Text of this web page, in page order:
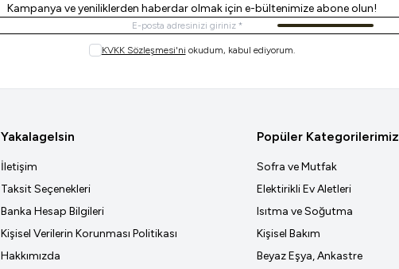
Kampanya ve yeniliklerden haberdar olmak için e-bültenimize abone olun!
Kayıt Ol
KVKK Sözleşmesi'ni okudum, kabul ediyorum.
Yakalagelsin
İletişim
Taksit Seçenekleri
Banka Hesap Bilgileri
Kişisel Verilerin Korunması Politikası
Hakkımızda
Popüler Kategorilerimiz
Sofra ve Mutfak
Elektirikli Ev Aletleri
Isıtma ve Soğutma
Kişisel Bakım
Beyaz Eşya, Ankastre